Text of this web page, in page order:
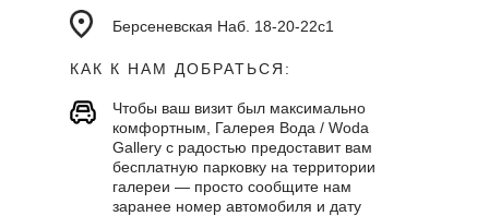
Берсеневская Наб. 18-20-22с1
КАК К НАМ ДОБРАТЬСЯ:
Чтобы ваш визит был максимально
комфортным, Галерея Вода / Woda
Gallery с радостью предоставит вам
бесплатную парковку на территории
галереи — просто сообщите нам
заранее номер автомобиля и дату